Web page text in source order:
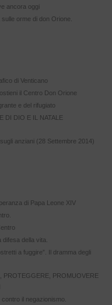
ancora oggi
orme di don Orione.
di Venticano
il Centro Don Orione
e del rifugiato
DI DIO E IL NATALE
anziani (28 Settembre 2014)
di Papa Leone XIV
difesa della vita.
a fuggire”. Il dramma degli
PROTEGGERE, PROMUOVERE
il negazionismo.